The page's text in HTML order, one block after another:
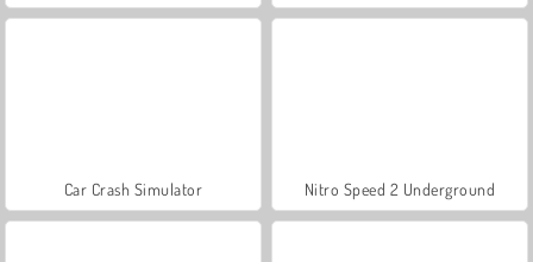
Car Crash Simulator Nitro Speed 2 Underground